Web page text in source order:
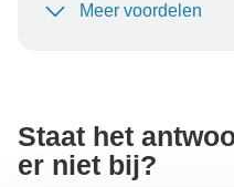
Om uw betaling te
Meer voordelen
Staat het
er niet bij?